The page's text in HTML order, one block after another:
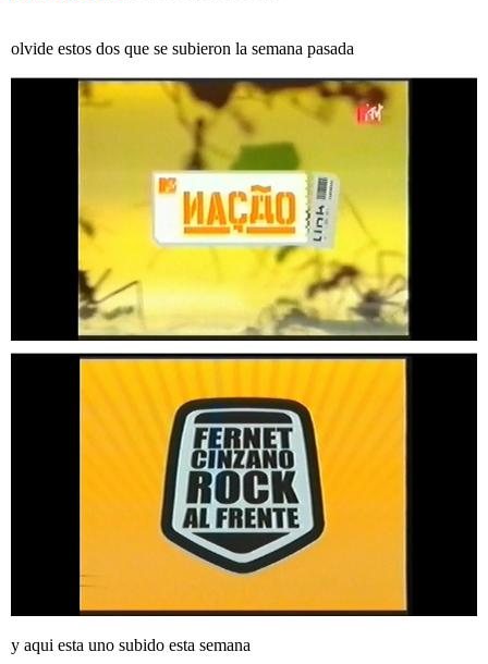
olvide estos dos que se subieron la semana pasada
y aqui esta uno subido esta semana